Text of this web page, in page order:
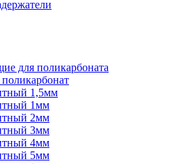
для поликарбоната
1,5мм
1мм
2мм
3мм
4мм
5мм